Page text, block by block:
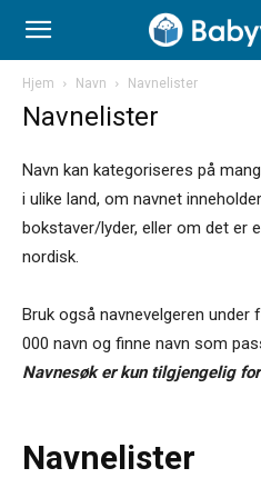
Hjem Navn Navnelister
Navnelister
Navn kan kategoriseres på
i ulike land, om navnet
bokstaver/lyder, eller om det er
nordisk.
Bruk også navnevelgeren
000 navn og finne navn som
Navnesøk er kun tilgjengelig
Navnelister